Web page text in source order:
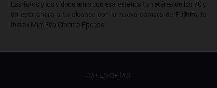
Las fotos y los vídeos retro con esa estética tan etérea de los 70 y
80 está ahora a tu alcance con la nueva cámara de Fujifilm, la
Instax Mini Evo Cinema Épocas.
CATEGORÍAS